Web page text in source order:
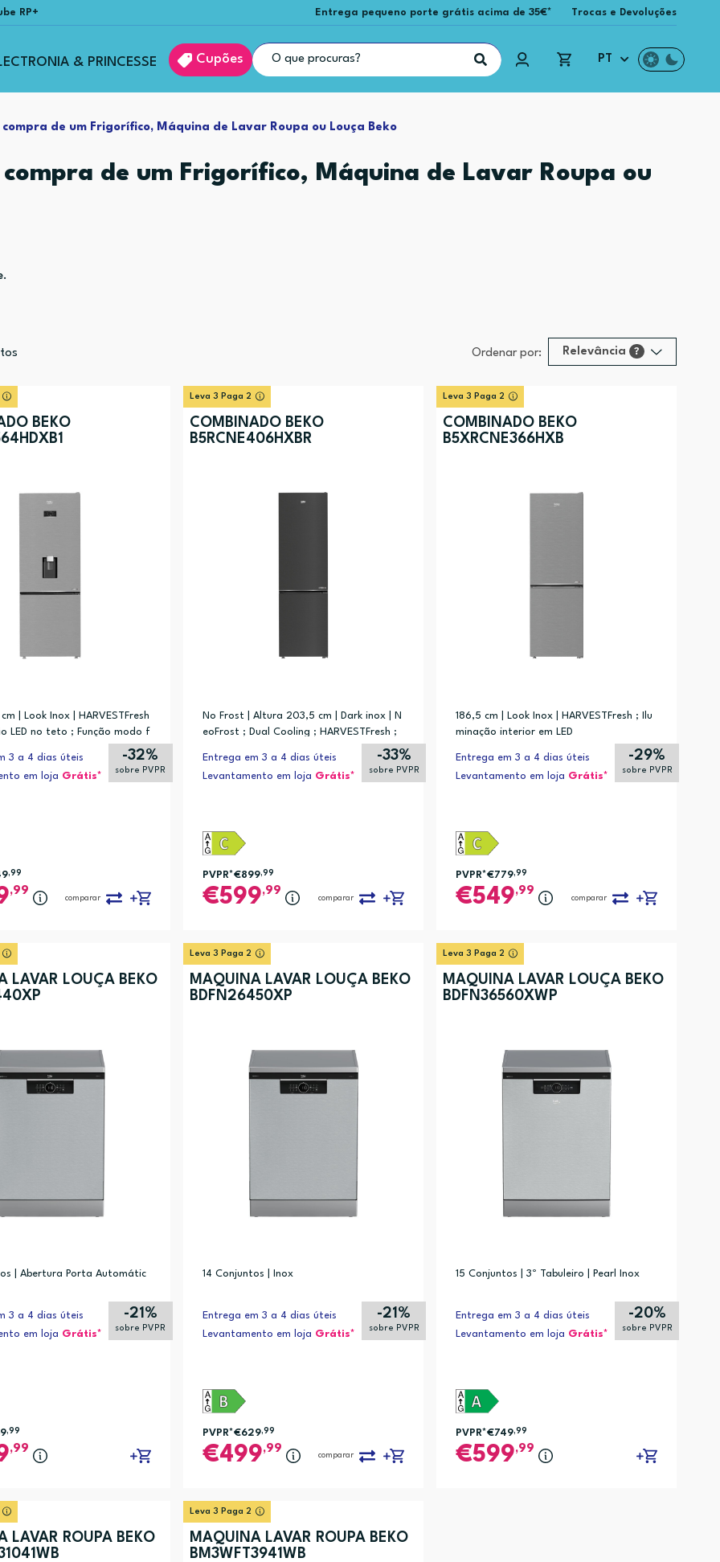
RP+ Entrega pequeno porte grátis acima de 35€* Trocas e Devoluções
& PRINCESSE Cupões PT
de um Frigorífico, Máquina de Lavar Roupa ou Louça Beko
de um Frigorífico, Máquina de Lavar Roupa ou
Ordenar por: Relevância ?
Preço (mais baixo)
Alfabética (Z-A)
BEKO
| Look Inox | HARVESTFresh
LED no teto ; Função modo f
90 Graus ; Aeroflow
3 a 4 dias úteis
em loja Grátis*
-32%
sobre PVPR
,99
,99
comparar
Leva 3 Paga 2
COMBINADO BEKO
B5RCNE406HXBR
No Frost | Altura 203,5 cm | Dark inox | N
eoFrost ; Dual Cooling ; HARVESTFresh ;
Entrega em 3 a 4 dias úteis
Levantamento em loja Grátis*
-33%
sobre PVPR
PVPR*€899,99
599,99
comparar
Leva 3 Paga 2
COMBINADO BEKO
B5XRCNE366HXB
186,5 cm | Look Inox | HARVESTFresh ; Ilu
minação interior em LED
Entrega em 3 a 4 dias úteis
Levantamento em loja Grátis*
-29%
sobre PVPR
PVPR*€779,99
549,99
comparar
LAVAR LOUÇA BEKO
| Abertura Porta Automátic
3 a 4 dias úteis
em loja Grátis*
-21%
sobre PVPR
,99
,99
Leva 3 Paga 2
MÁQUINA LAVAR LOUÇA BEKO
BDFN26450XP
14 Conjuntos | Inox
Entrega em 3 a 4 dias úteis
Levantamento em loja Grátis*
-21%
sobre PVPR
PVPR*€629,99
499,99
comparar
Leva 3 Paga 2
MÁQUINA LAVAR LOUÇA BEKO
BDFN36560XWP
15 Conjuntos | 3º Tabuleiro | Pearl Inox
Entrega em 3 a 4 dias úteis
Levantamento em loja Grátis*
-20%
sobre PVPR
PVPR*€749,99
599,99
LAVAR ROUPA BEKO
Leva 3 Paga 2
MÁQUINA LAVAR ROUPA BEKO
BM3WFT3941WB